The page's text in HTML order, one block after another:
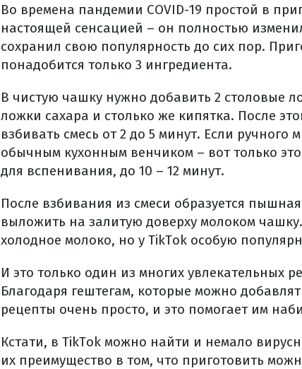
Во времена пандемии COVID-19 простой в
настоящей сенсацией – он полностью
сохранил свою популярность до сих пор.
понадобится только 3 ингредиента.
В чистую чашку нужно добавить 2 столовые
ложки сахара и столько же кипятка. После
взбивать смесь от 2 до 5 минут. Если ручного
обычным кухонным венчиком – вот только
для вспенивания, до 10 – 12 минут.
После взбивания из смеси образуется
выложить на залитую доверху молоком
холодное молоко, но у TikTok особую
И это только один из многих увлекательных
Благодаря гештегам, которые можно
рецепты очень просто, и это помогает им
Кстати, в TikTok можно найти и немало
их преимущество в том, что приготовить